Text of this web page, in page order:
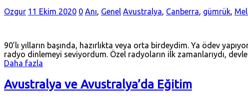
Ozgur 11 Ekim 2020 0 Anı, Genel Avustralya, Canberra, gümrük,
90’lı yılların başında, hazırlıkta veya orta birdeydim. Ya ödev
radyo dinlemeyi seviyordum. Özel radyoların ilk zamanlarıydı,
Daha fazla
Avustralya ve Avustralya’da Eğitim